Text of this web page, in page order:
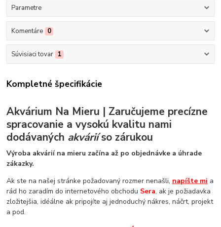
Parametre
Komentáre 0
Súvisiaci tovar 1
Kompletné špecifikácie
Akvárium Na Mieru | Zaručujeme precízne
spracovanie a vysokú kvalitu nami
dodávaných akváriíso zárukou
Výroba akvárií na mieru začína až po objednávke a úhrade
zákazky.
Ak ste na našej stránke požadovaný rozmer nenašli, napíšte mi a
rád ho zaradím do internetového obchodu Sera, ak je požiadavka
zložitejšia, idéálne ak pripojíte aj jednoduchý nákres, náčrt, projekt
a pod.